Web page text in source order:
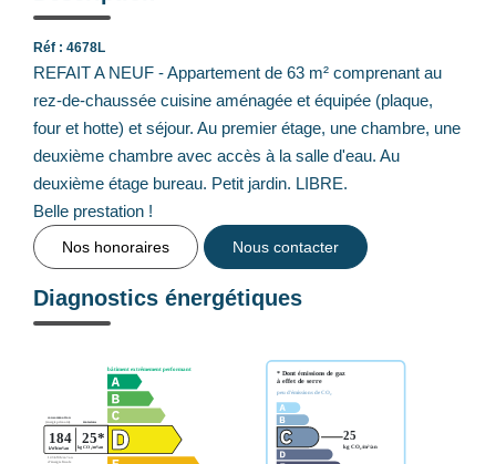
Réf : 4678L
REFAIT A NEUF - Appartement de 63 m² comprenant au
rez-de-chaussée cuisine aménagée et équipée (plaque,
four et hotte) et séjour. Au premier étage, une chambre, une
deuxième chambre avec accès à la salle d'eau. Au
deuxième étage bureau. Petit jardin. LIBRE.
Belle prestation !
Nos honoraires Nous contacter
Diagnostics énergétiques